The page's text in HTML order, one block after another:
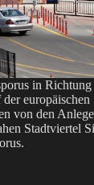
in
von den
Stadtviertel